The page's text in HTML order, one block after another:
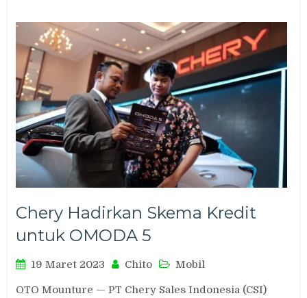
Chery Hadirkan Skema Kredit
untuk OMODA 5
19 Maret 2023 Chito Mobil
OTO Mounture — PT Chery Sales Indonesia (CSI)